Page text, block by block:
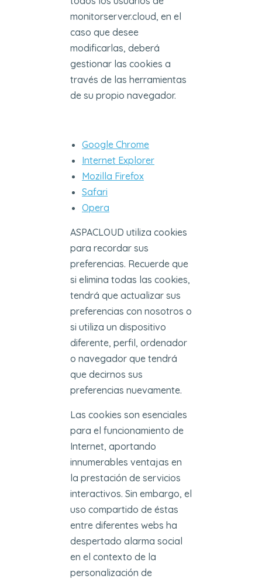
monitorserver.cloud, en el
caso que desee
modificarlas, deberá
gestionar las cookies a
través de las herramientas
de su propio navegador.
Google Chrome
Internet Explorer
Mozilla Firefox
Safari
Opera
ASPACLOUD utiliza cookies
para recordar sus
preferencias. Recuerde que
si elimina todas las cookies,
tendrá que actualizar sus
preferencias con nosotros o
si utiliza un dispositivo
diferente, perfil, ordenador
o navegador que tendrá
que decirnos sus
preferencias nuevamente.
Las cookies son esenciales
para el funcionamiento de
Internet, aportando
innumerables ventajas en
la prestación de servicios
interactivos. Sin embargo, el
uso compartido de éstas
entre diferentes webs ha
despertado alarma social
en el contexto de la
personalización de